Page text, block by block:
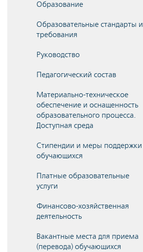
Образование
Образовательные стандарты и
требования
Руководство
Педагогический состав
Материально-техническое
обеспечение и оснащенность
образовательного процесса.
Доступная среда
Стипендии и меры поддержки
обучающихся
Платные образовательные
услуги
Финансово-хозяйственная
деятельность
Вакантные места для приема
(перевода) обучающихся